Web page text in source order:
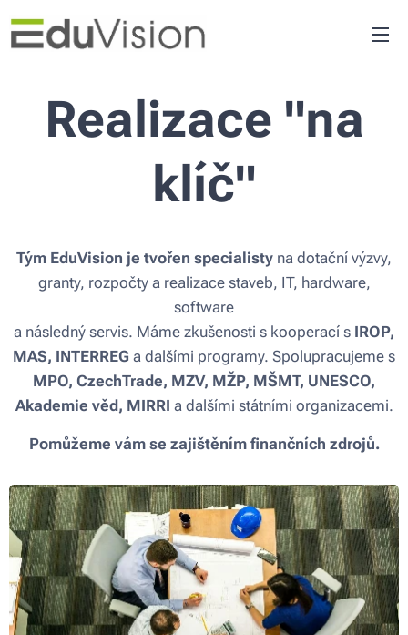
Realizace "na
klíč"
Tým EduVision je tvořen specialisty na dotační výzvy,
granty, rozpočty a realizace staveb, IT, hardware,
software
a následný servis. Máme zkušenosti s kooperací s IROP,
MAS, INTERREG a dalšími programy. Spolupracujeme s
MPO, CzechTrade, MZV, MŽP, MŠMT, UNESCO,
Akademie věd, MIRRI a dalšími státními organizacemi.
Pomůžeme vám se zajištěním finančních zdrojů.